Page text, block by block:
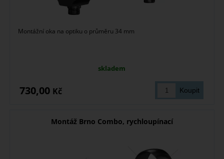
Montážní oka na optiku o průměru 34 mm
skladem
730,00 Kč
Montáž Brno Combo, rychloupínací